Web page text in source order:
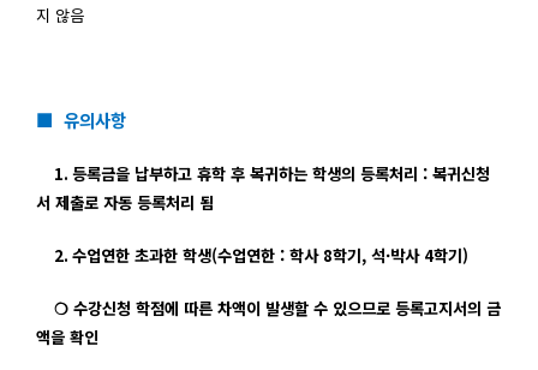
지 않음
■ 유의사항
1. 등록금을 납부하고 휴학 후 복귀하는 학생의 등록처리 : 복귀신청
서 제출로 자동 등록처리 됨
2. 수업연한 초과한 학생(수업연한 : 학사8학기, 석·박사4학기)
❍ 수강신청 학점에 따른 차액이 발생할 수 있으므로 등록고지서의 금
액을 확인